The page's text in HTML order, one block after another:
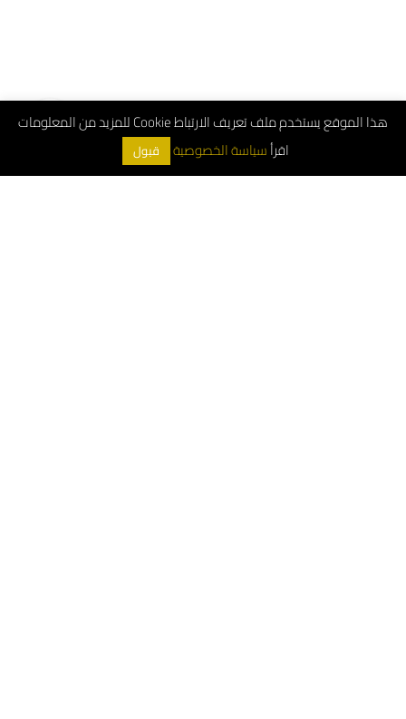
هذا الموقع يستخدم ملف تعريف الارتباط Cookie للمزيد من المعلومات
اقرأسياسة الخصوصية قبول